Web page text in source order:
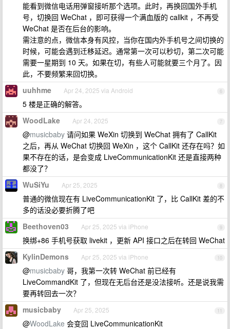
能看到微信电话用弹窗接听那个选项。此时，再换回国外手机
号，切换回 WeChat ，即可获得一个满血版的 callkit ，不再受
WeChat 是否在后台的影响。
需注意的点，微信本身有风控，当你在国内外手机号之间切换的
时候，可能会遇到迁移延迟。通常第一次可以秒切，第二次可能
需要一星期到 10 天。如果在切，有些人可能就要三个月了。因
此，不要频繁来回切换。
6
uuhhme Apr 24, 2025 via Android
5 楼是正确的解答。
7
WoodLake Apr 24, 2025
@musicbaby 请问如果 WeXin 切换到 WeChat 拥有了 CallKit
之后，再从 WeChat 切换回 WeXin ，这个 CallKit 还存在吗？如
果不存在的话，是会变成 LiveCommunicationKit 还是直接两种
都没了？
8
WuSiYu Apr 25, 2025
普通的微信现在有 LiveCommunicationKit 了，比 CallKit 差的不
多的话没必要折腾了吧
9
Beethoven03 Apr 25, 2025 via iPhone
换绑+86 手机号获取 livekit ，更新 API 接口之后在转回 WeChat
10
KylinDemons Apr 25, 2025 via iPhone
@musicbaby 哥，我第一次转 WeChat 前已经有
LiveCommandKit 了，但现在无后台还是没法接听。还是说我需
要再转回去一次？
11
musicbaby Apr 25, 2025
@WoodLake 会变回 LiveCommunicationKit